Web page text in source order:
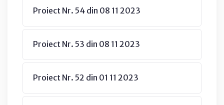
Proiect Nr. 54 din 08 11 2023
Proiect Nr. 53 din 08 11 2023
Proiect Nr. 52 din 01 11 2023